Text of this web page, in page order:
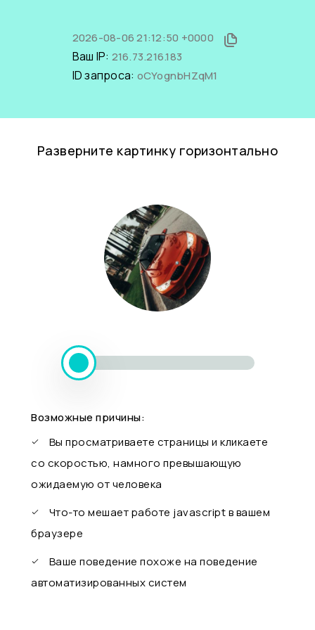
2026-08-06 21:12:50 +0000
Ваш IP: 216.73.216.183
ID запроса: oCYognbHZqM1
Разверните картинку горизонтально
Возможные причины:
Вы просматриваете страницы и кликаете
со скоростью, намного превышающую
ожидаемую от человека
Что-то мешает работе javascript в вашем
браузере
Ваше поведение похоже на поведение
автоматизированных систем